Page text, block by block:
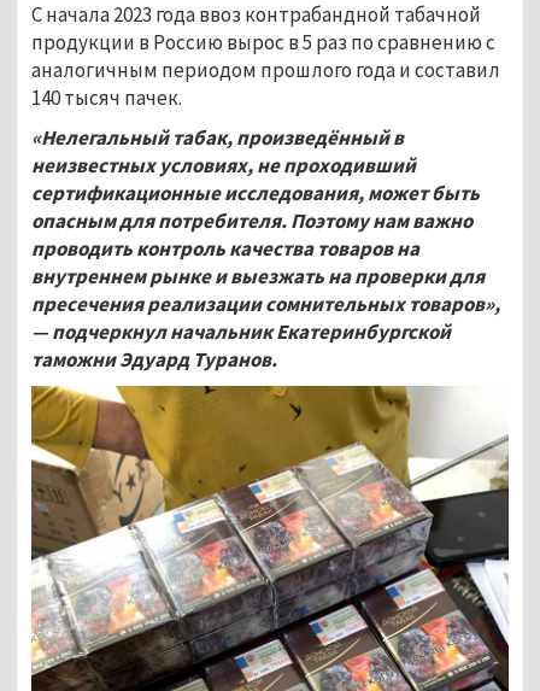
С начала 2023 года ввоз контрабандной табачной
продукции в Россию вырос в 5 раз по сравнению с
аналогичным периодом прошлого года и составил
140 тысяч пачек.
«Нелегальный табак, произведённый в
неизвестных условиях, не проходивший
сертификационные исследования, может быть
опасным для потребителя. Поэтому нам важно
проводить контроль качества товаров на
внутреннем рынке и выезжать на проверки для
пресечения реализации сомнительных товаров»,
— подчеркнул начальник Екатеринбургской
таможни Эдуард Туранов.